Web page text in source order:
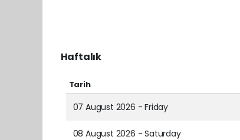
Haftalık
Tarih
07 August 2026 - Friday
08 August 2026 - Saturday